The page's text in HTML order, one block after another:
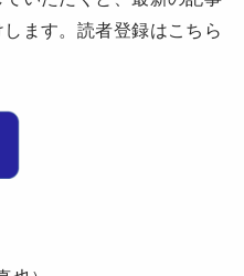
ます。読者登録はこちら